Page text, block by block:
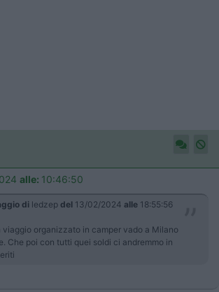
alle: 10:46:50
di ledzep del 13/02/2024 alle 18:55:56
organizzato in camper vado a Milano
Che poi con tutti quei soldi ci andremmo in